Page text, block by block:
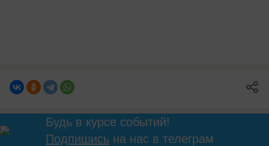
Будь в курсе событий!
Подпишисьна нас в телеграм